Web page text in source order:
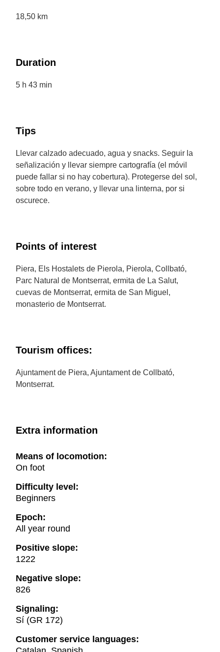
18,50 km
Duration
5 h 43 min
Tips
Llevar calzado adecuado, agua y snacks. Seguir la
señalización y llevar siempre cartografía (el móvil
puede fallar si no hay cobertura). Protegerse del sol,
sobre todo en verano, y llevar una linterna, por si
oscurece.
Points of interest
Piera, Els Hostalets de Pierola, Pierola, Collbató,
Parc Natural de Montserrat, ermita de La Salut,
cuevas de Montserrat, ermita de San Miguel,
monasterio de Montserrat.
Tourism offices:
Ajuntament de Piera, Ajuntament de Collbató,
Montserrat.
Extra information
Means of locomotion:
On foot
Difficulty level:
Beginners
Epoch:
All year round
Positive slope:
1222
Negative slope:
826
Signaling:
Sí (GR 172)
Customer service languages: